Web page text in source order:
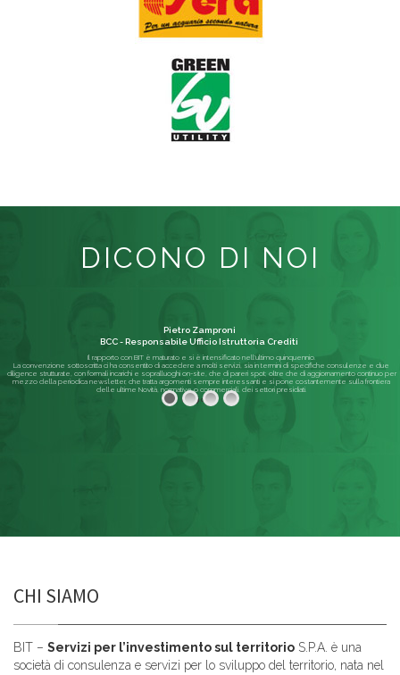
DICONO DI NOI
Il rapporto con BIT è maturato e si è intensificato nell'ultimo quinquennio.
La convenzione sottoscritta ci ha consentito di accedere a molti servizi, sia in termini di specifiche consulenze e due
diligence strutturate, con formali incarichi e sopralluoghi on-site, che di pareri spot; oltre che di aggiornamento continuo per
mezzo della periodica newsletter, che tratta argomenti sempre interessanti e si pone costantemente sulla frontiera
delle ultime Novità, normative o commerciali, dei settori presidiati.
Pietro Zamproni
BCC - Responsabile Ufficio Istruttoria Crediti
Leggi di più
CHI SIAMO
BIT – Servizi per l’investimento sul territorio S.P.A. è una
società di consulenza e servizi per lo sviluppo del territorio, nata nel